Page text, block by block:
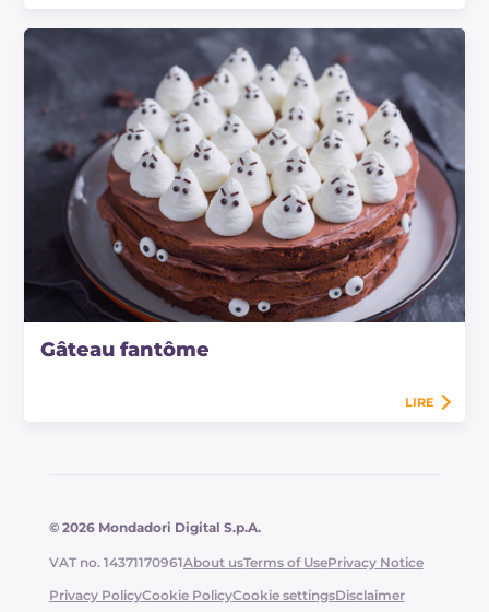
Gâteau fantôme
LIRE
© 2026 Mondadori Digital S.p.A.
VAT no. 14371170961About usTerms of UsePrivacy Notice
Privacy PolicyCookie PolicyCookie settingsDisclaimer